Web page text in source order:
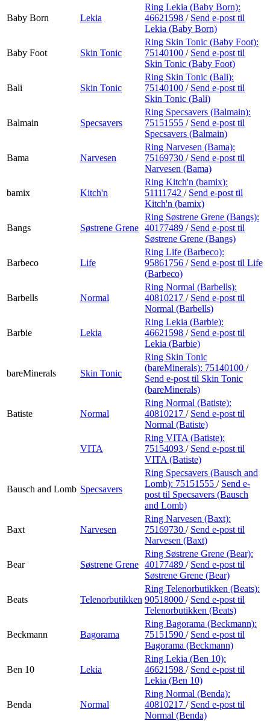
Baby Born Lekia
Ring Lekia (Baby Born):
46621598 / Send e-post til
Lekia (Baby Born)
Baby Foot Skin Tonic
Ring Skin Tonic (Baby Foot):
75140100 / Send e-post til
Skin Tonic (Baby Foot)
Bali Skin Tonic
Ring Skin Tonic (Bali):
75140100 / Send e-post til
Skin Tonic (Bali)
Balmain Specsavers
Ring Specsavers (Balmain):
75151555 / Send e-post til
Specsavers (Balmain)
Bama Narvesen
Ring Narvesen (Bama):
75169730 / Send e-post til
Narvesen (Bama)
bamix Kitch'n
Ring Kitch'n (bamix):
51111742 / Send e-post til
Kitch'n (bamix)
Bangs Søstrene Grene
Ring Søstrene Grene (Bangs):
40177489 / Send e-post til
Søstrene Grene (Bangs)
Barbeco Life
Ring Life (Barbeco):
95861756 / Send e-post til Life
(Barbeco)
Barbells Normal
Ring Normal (Barbells):
40810217 / Send e-post til
Normal (Barbells)
Barbie Lekia
Ring Lekia (Barbie):
46621598 / Send e-post til
Lekia (Barbie)
bareMinerals Skin Tonic
Ring Skin Tonic
(bareMinerals): 75140100 /
Send e-post til Skin Tonic
(bareMinerals)
Batiste Normal
Ring Normal (Batiste):
40810217 / Send e-post til
Normal (Batiste)
VITA
Ring VITA (Batiste):
75154093 / Send e-post til
VITA (Batiste)
Bausch and Lomb Specsavers
Ring Specsavers (Bausch and
Lomb): 75151555 / Send e-
post til Specsavers (Bausch
and Lomb)
Baxt Narvesen
Ring Narvesen (Baxt):
75169730 / Send e-post til
Narvesen (Baxt)
Bear Søstrene Grene
Ring Søstrene Grene (Bear):
40177489 / Send e-post til
Søstrene Grene (Bear)
Beats Telenorbutikken
Ring Telenorbutikken (Beats):
90518000 / Send e-post til
Telenorbutikken (Beats)
Beckmann Bagorama
Ring Bagorama (Beckmann):
75151590 / Send e-post til
Bagorama (Beckmann)
Ben 10 Lekia
Ring Lekia (Ben 10):
46621598 / Send e-post til
Lekia (Ben 10)
Benda Normal
Ring Normal (Benda):
40810217 / Send e-post til
Normal (Benda)